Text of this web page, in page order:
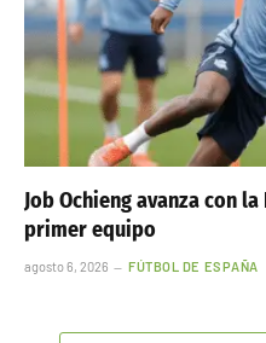
Job Ochieng avanza con
primer equipo
agosto 6, 2026 FÚTBOL DE ESPAÑA